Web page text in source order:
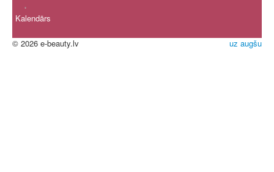
.
Kalendārs
uz augšu
© 2026 e-beauty.lv